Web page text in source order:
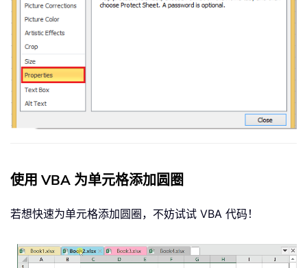
使用 VBA 为单元格添加圆圈
若想快速为单元格添加圆圈，不妨试试 VBA 代码！